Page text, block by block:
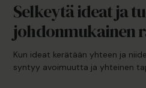
Selkeytä ideat ja
johdonmukainen
Kun ideat kerätään yhteen ja
syntyy avoimuutta ja yhteinen